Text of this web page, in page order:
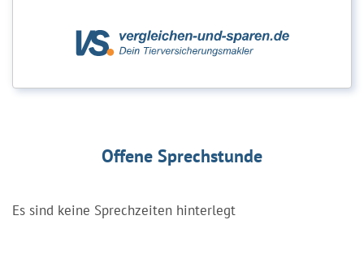
Offene Sprechstunde
Es sind keine Sprechzeiten hinterlegt